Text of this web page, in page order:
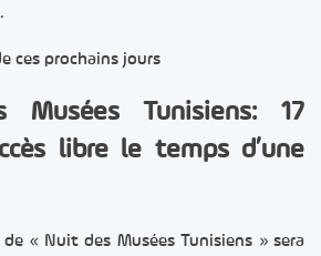
ces prochains jours
Tunisiens: 17
libre le temps d’une
« Nuit des Musées Tunisiens » sera